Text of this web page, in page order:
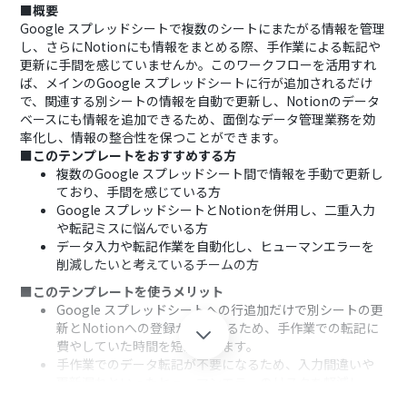
■概要
Google スプレッドシートで複数のシートにまたがる情報を管理
し、さらにNotionにも情報をまとめる際、手作業による転記や
更新に手間を感じていませんか。このワークフローを活用すれ
ば、メインのGoogle スプレッドシートに行が追加されるだけ
で、関連する別シートの情報を自動で更新し、Notionのデータ
ベースにも情報を追加できるため、面倒なデータ管理業務を効
率化し、情報の整合性を保つことができます。
■このテンプレートをおすすめする方
複数のGoogle スプレッドシート間で情報を手動で更新し
ており、手間を感じている方
Google スプレッドシートとNotionを併用し、二重入力
や転記ミスに悩んでいる方
データ入力や転記作業を自動化し、ヒューマンエラーを
削減したいと考えているチームの方
■このテンプレートを使うメリット
Google スプレッドシートへの行追加だけで別シートの更
新とNotionへの登録が完了するため、手作業での転記に
費やしていた時間を短縮できます。
手作業でのデータ転記が不要になるため、入力間違いや